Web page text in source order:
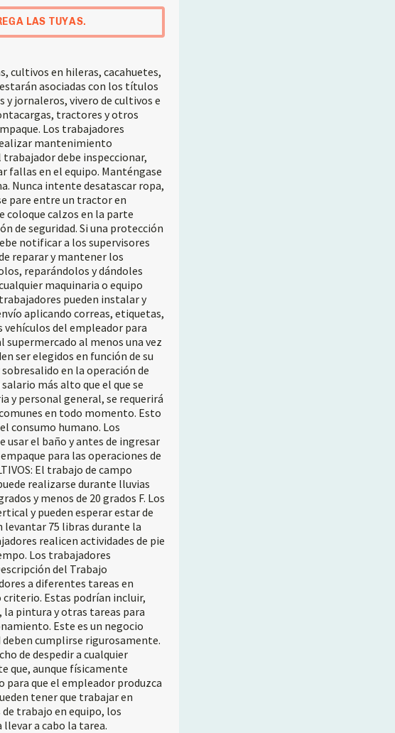
LAS TUYAS.
cultivos en hileras, cacahuetes,
asociadas con los títulos
y jornaleros, vivero de cultivos e
tractores y otros
Los trabajadores
mantenimiento
debe inspeccionar,
fallas en el equipo. Manténgase
Nunca intente desatascar ropa,
pare entre un tractor en
coloque calzos en la parte
de seguridad. Si una protección
notificar a los supervisores
reparar y mantener los
reparándolos y dándoles
maquinaria o equipo
pueden instalar y
aplicando correas, etiquetas,
del empleador para
al menos una vez
ser elegidos en función de su
en la operación de
más alto que el que se
y personal general, se requerirá
en todo momento. Esto
consumo humano. Los
usar el baño y antes de ingresar
para las operaciones de
El trabajo de campo
realizarse durante lluvias
y menos de 20 grados F. Los
y pueden esperar estar de
levantar 75 libras durante la
realicen actividades de pie
Los trabajadores
del Trabajo
a diferentes tareas en
criterio. Estas podrían incluir,
pintura y otras tareas para
Este es un negocio
cumplirse rigurosamente.
de despedir a cualquier
que, aunque físicamente
que el empleador produzca
tener que trabajar en
trabajo en equipo, los
a cabo la tarea.